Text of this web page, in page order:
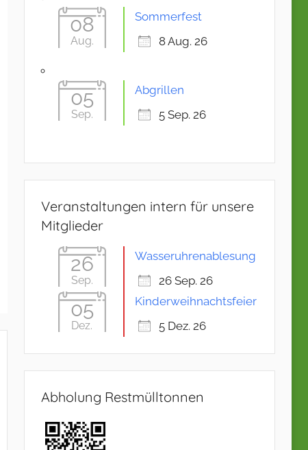
08
Aug.
Sommerfest
8 Aug. 26
05
Sep.
Abgrillen
5 Sep. 26
Veranstaltungen intern für unsere
Mitglieder
26
Sep.
Wasseruhrenablesung
26 Sep. 26
05
Dez.
Kinderweihnachtsfeier
5 Dez. 26
Abholung Restmülltonnen